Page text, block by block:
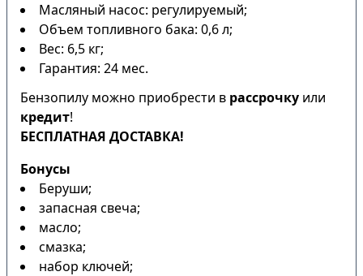
Масляный насос: регулируемый;
Объем топливного бака: 0,6 л;
Вес: 6,5 кг;
Гарантия: 24 мес.
Бензопилу можно приобрести в рассрочку или
кредит!
БЕСПЛАТНАЯ ДОСТАВКА!
Бонусы
Беруши;
запасная свеча;
масло;
смазка;
набор ключей;